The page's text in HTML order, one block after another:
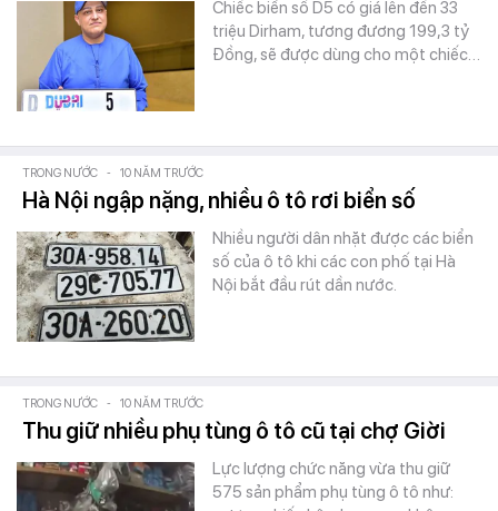
Chiếc biển số D5 có giá lên đến 33
triệu Dirham, tương đương 199,3 tỷ
Đồng, sẽ được dùng cho một chiếc…
TRONG NƯỚC - 10 NĂM TRƯỚC
Hà Nội ngập nặng, nhiều ô tô rơi biển số
Nhiều người dân nhặt được các biển
số của ô tô khi các con phố tại Hà
Nội bắt đầu rút dần nước.
TRONG NƯỚC - 10 NĂM TRƯỚC
Thu giữ nhiều phụ tùng ô tô cũ tại chợ Giời
Lực lượng chức năng vừa thu giữ
575 sản phẩm phụ tùng ô tô như: